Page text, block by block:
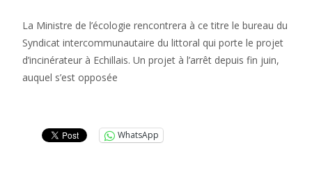
La Ministre de l’écologie rencontrera à ce titre le bureau du
Syndicat intercommunautaire du littoral qui porte le projet
d’incinérateur à Echillais. Un projet à l’arrêt depuis fin juin,
auquel s’est opposée
WhatsApp